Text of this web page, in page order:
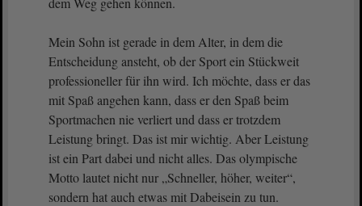
Mein Sohn ist gerade in dem Alter, in dem die
Entscheidung ansteht, ob der Sport ein Stückweit
professioneller für ihn wird. Ich möchte, dass er das
mit Spaß angehen kann, dass er den Spaß beim
Sportmachen nie verliert und dass er trotzdem
Leistung bringt. Das ist mir wichtig. Aber Leistung
ist ein Part dabei und nicht alles. Das olympische
Motto lautet nicht nur „Schneller, höher, weiter“,
sondern hat auch etwas mit Dabeisein zu tun.